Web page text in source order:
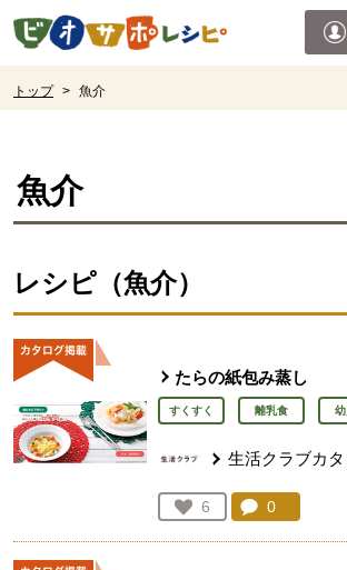
ページの先頭です。
トップ > 魚介
魚介
レシピ（魚介）
たらの紙包み蒸し
すくすく 離乳食
生活クラブカ
お気に入り登録：
6
人が登録
コメント：
0